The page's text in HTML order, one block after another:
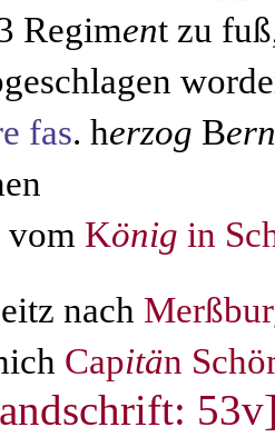
Regiment zu
fas. herzog B
vom König in
nach
Capitän